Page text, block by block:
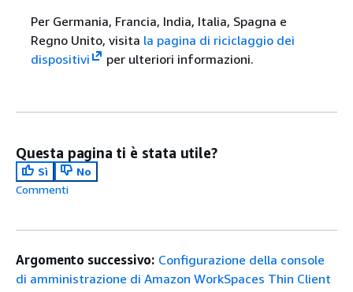
Per Germania, Francia, India, Italia, Spagna e
Regno Unito, visita la pagina di riciclaggio dei
dispositivi
per ulteriori informazioni.
Questa pagina ti è stata utile?
Sì
No
Commenti
Argomento successivo: Configurazione della console
di amministrazione di Amazon WorkSpaces Thin Client